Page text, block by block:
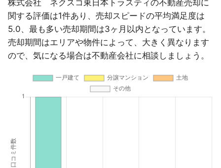
株式会社 ネクスコ東日本トラスティの不動産売却に
関する評価は1件あり、売却スピードの平均満足度は
5.0、最も多い売却期間は3ヶ月以内となっています。
売却期間はエリアや物件によって、大きく異なります
ので、気になる場合は不動産会社に相談しましょう。